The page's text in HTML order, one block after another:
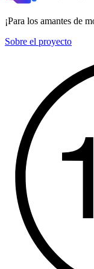
¡Para los amantes de
Sobre el proyecto